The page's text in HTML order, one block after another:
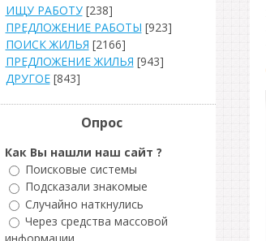
ИЩУ РАБОТУ [238]
ПРЕДЛОЖЕНИЕ РАБОТЫ [923]
ПОИСК ЖИЛЬЯ [2166]
ПРЕДЛОЖЕНИЕ ЖИЛЬЯ [943]
ДРУГОЕ [843]
Опрос
Как Вы нашли наш сайт ?
Поисковые системы
Подсказали знакомые
Случайно наткнулись
Через средства массовой